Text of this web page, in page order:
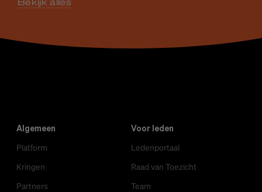
Algemeen
Platform
Kringen
Partners
Voor leden
Ledenportaal
Raad van Toezicht
Team